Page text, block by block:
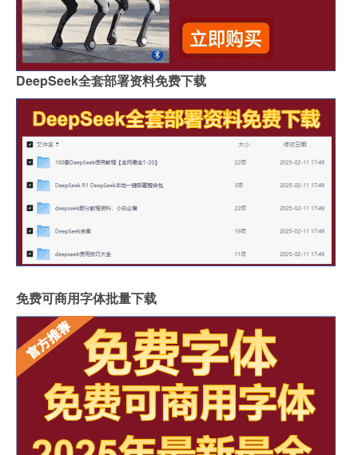
DeepSeek全套部署资料免费下载
免费可商用字体批量下载